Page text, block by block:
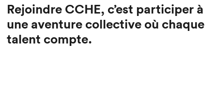
Rejoindre CCHE, c’est participer à
une aventure collective où chaque
talent compte.